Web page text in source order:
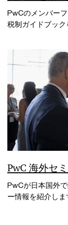
PwCのメンバー
税制ガイドブック
PwC 海外セ
PwCが日本国外
ー情報を紹介しま